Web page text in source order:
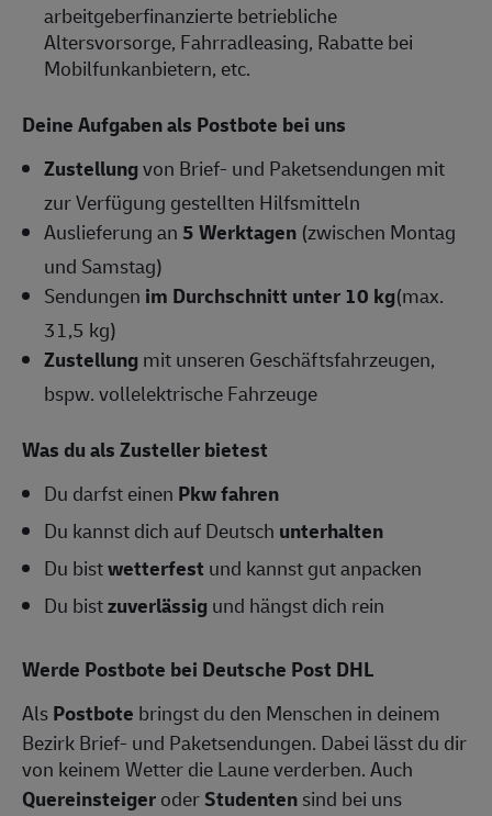
arbeitgeberfinanzierte betriebliche
Altersvorsorge, Fahrradleasing, Rabatte bei
Mobilfunkanbietern, etc.
Deine Aufgaben als Postbote bei uns
Zustellungvon Brief- und Paketsendungen mit
zur Verfügung gestellten Hilfsmitteln
Auslieferung an5 Werktagen (zwischen Montag
und Samstag)
Sendungen im Durchschnitt unter 10 kg(max.
31,5 kg)
Zustellungmit unseren Geschäftsfahrzeugen,
bspw. vollelektrische Fahrzeuge
Was du als Zusteller bietest
Du darfst einen Pkw fahren
Du kannst dich auf Deutsch unterhalten
Du bistwetterfest und kannst gut anpacken
Du bistzuverlässigund hängst dich rein
Werde Postbote bei Deutsche Post DHL
AlsPostbote bringst du den Menschen in deinem
Bezirk Brief- und Paketsendungen. Dabei lässt du dir
von keinem Wetter die Laune verderben. Auch
QuereinsteigeroderStudentensind bei uns